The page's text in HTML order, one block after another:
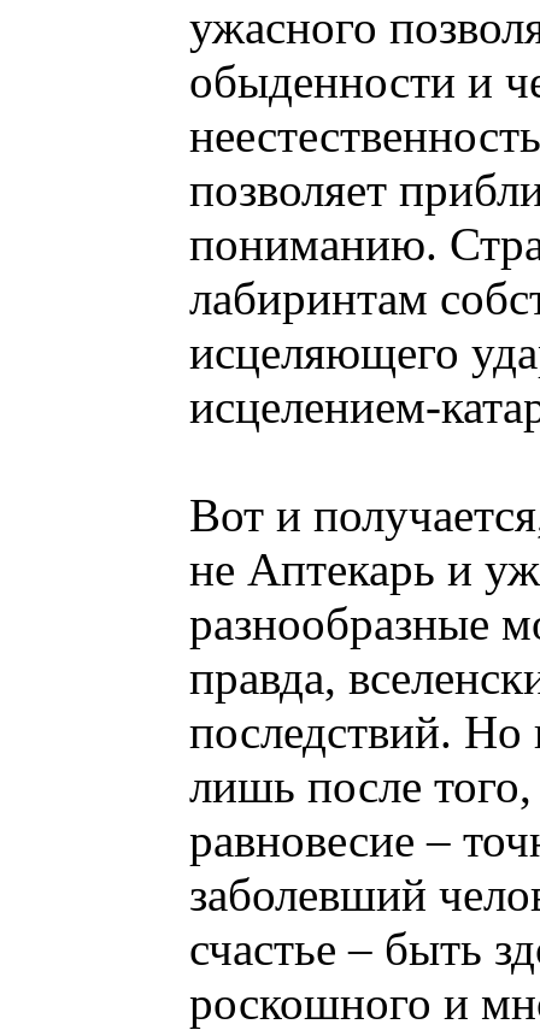
ужасного
обыденности и
позволяет
пониманию.
лабиринтам
исцеляющего
исцелением-
Вот и
не Аптекарь и
разнообразные
правда,
последствий. Но
лишь после
равновесие –
заболевший
счастье – быть
роскошного и